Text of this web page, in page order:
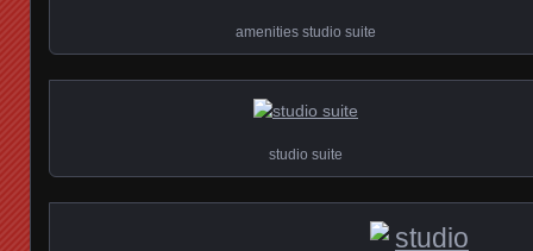
amenities studio suite
studio suite